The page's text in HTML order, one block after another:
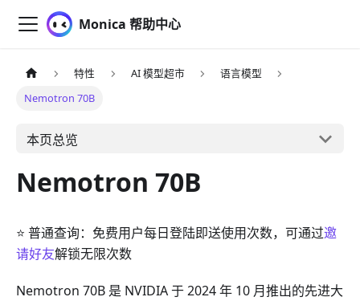
Monica 帮助中心
特性 AI 模型超市
语言模型
Nemotron 70B
本页总览
Nemotron 70B
⭐ 普通查询：免费用户每日登陆即送使用次数，可通过邀
请好友解锁无限次数
Nemotron 70B 是 NVIDIA 于 2024 年 10 月推出的先进大